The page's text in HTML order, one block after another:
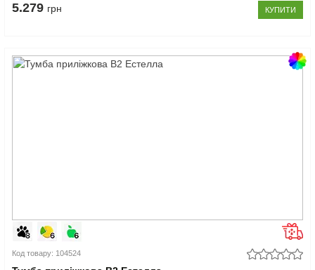
5.279 грн КУПИТИ
Код товару: 104524